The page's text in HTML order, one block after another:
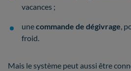
vacances ;
unecommande de dégivrage ,
froid.
Mais le système peut aussi être